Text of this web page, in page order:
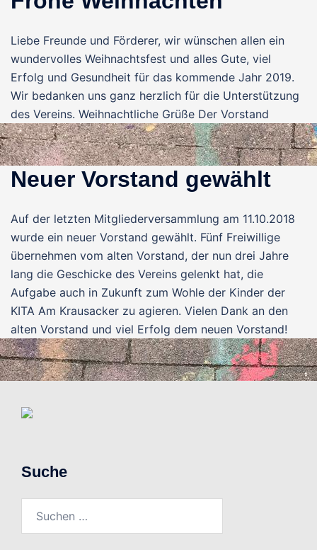
Liebe Freunde und Förderer, wir wünschen allen ein
wundervolles Weihnachtsfest und alles Gute, viel
Erfolg und Gesundheit für das kommende Jahr 2019.
Wir bedanken uns ganz herzlich für die Unterstützung
des Vereins. Weihnachtliche Grüße Der Vorstand
Neuer Vorstand gewählt
Auf der letzten Mitgliederversammlung am 11.10.2018
wurde ein neuer Vorstand gewählt. Fünf Freiwillige
übernehmen vom alten Vorstand, der nun drei Jahre
lang die Geschicke des Vereins gelenkt hat, die
Aufgabe auch in Zukunft zum Wohle der Kinder der
KITA Am Krausacker zu agieren. Vielen Dank an den
alten Vorstand und viel Erfolg dem neuen Vorstand!
Suche